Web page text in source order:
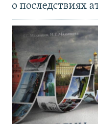
о последствиях